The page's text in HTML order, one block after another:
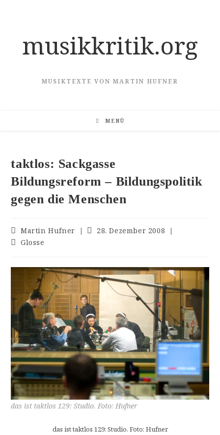
musikkritik.org
MUSIKTEXTE VON MARTIN HUFNER
MENÜ
taktlos: Sackgasse
Bildungsreform – Bildungspolitik
gegen die Menschen
Beitrags-
Autor:
Martin Hufner
Beitrag
28. Dezember 2008
Beitrags-
Glosse
das ist taktlos 129: Studio. Foto: Hufner
das ist taktlos 129: Studio. Foto: Hufner